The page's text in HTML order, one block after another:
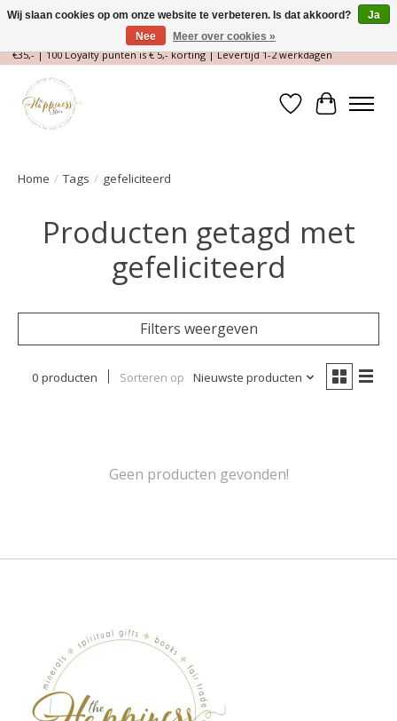
Magische Conceptstore, Edelstenen & Spirituele winkel | Gratis verzending >
€35,- | 100 Loyalty punten is € 5,- korting | Levertijd 1-2 werkdagen
Verlanglijst
Home / Tags / gefeliciteerd
Producten getagd met
gefeliciteerd
Filters weergeven
0 producten Sorteren op Nieuwste producten
Geen producten gevonden!
Wij slaan cookies op om onze website te verbeteren. Is dat akkoord?
Ja
Nee
Meer over cookies »